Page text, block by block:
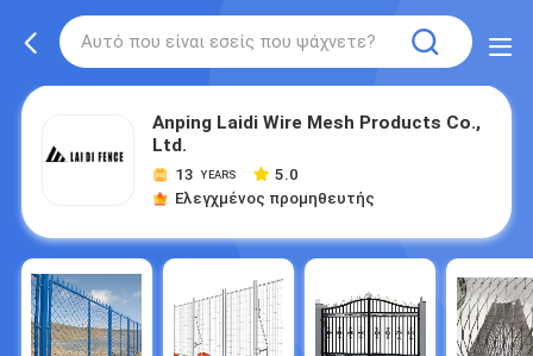
Anping Laidi Wire Mesh Products Co.,
Ltd.
13 YEARS
5.0
Ελεγχμένος προμηθευτής